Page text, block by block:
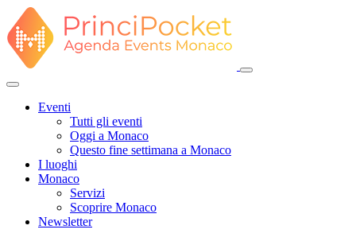
Eventi
Tutti gli eventi
Oggi a Monaco
Questo fine settimana a Monaco
I luoghi
Monaco
Servizi
Scoprire Monaco
Newsletter